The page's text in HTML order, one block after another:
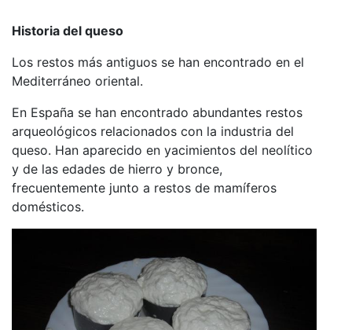
Historia del queso
Los restos más antiguos se han encontrado en el
Mediterráneo oriental.
En España se han encontrado abundantes restos
arqueológicos relacionados con la industria del
queso. Han aparecido en yacimientos del neolítico
y de las edades de hierro y bronce,
frecuentemente junto a restos de mamíferos
domésticos.